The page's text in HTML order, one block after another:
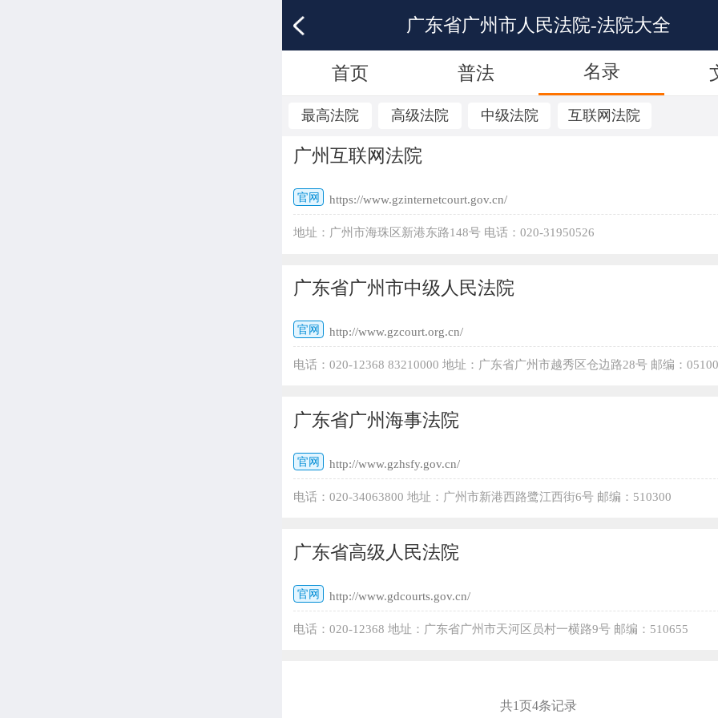
广东省广州市人民法院-法院大全
首页 普法 名录
最高法院 高级法院 中级法院 互联网法院
广州互联网法院
官网 https://www.gzinternetcourt.gov.cn/
地址：广州市海珠区新港东路148号 电话：020-31950526
广东省广州市中级人民法院
官网 http://www.gzcourt.org.cn/
电话：020-12368 83210000 地址：广东省广州市越秀区仓边路28号 邮编：
广东省广州海事法院
官网 http://www.gzhsfy.gov.cn/
电话：020-34063800 地址：广州市新港西路鹭江西街6号 邮编：510300
广东省高级人民法院
官网 http://www.gdcourts.gov.cn/
电话：020-12368 地址：广东省广州市天河区员村一横路9号 邮编：510655
共1页4条记录